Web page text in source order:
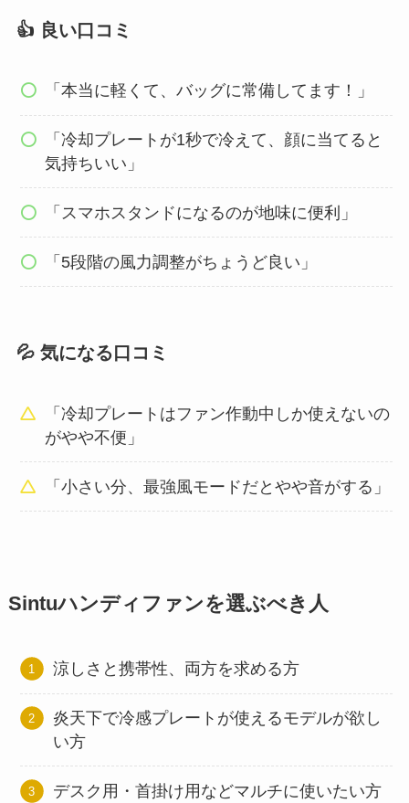
👍 良い口コミ
「本当に軽くて、バッグに常備してます！」
「冷却プレートが1秒で冷えて、顔に当てると
気持ちいい」
「スマホスタンドになるのが地味に便利」
「5段階の風力調整がちょうど良い」
💦 気になる口コミ
「冷却プレートはファン作動中しか使えないの
がやや不便」
「小さい分、最強風モードだとやや音がする」
Sintuハンディファンを選ぶべき人
涼しさと携帯性、両方を求める方
炎天下で冷感プレートが使えるモデルが欲し
い方
デスク用・首掛け用などマルチに使いたい方